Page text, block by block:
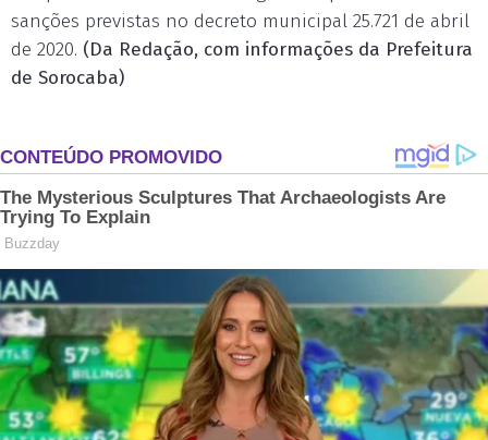
sanções previstas no decreto municipal 25.721 de abril
de 2020. (Da Redação, com informações da Prefeitura
de Sorocaba)